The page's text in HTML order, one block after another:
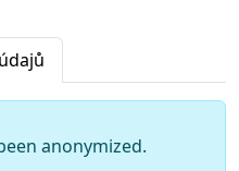
anonymized.